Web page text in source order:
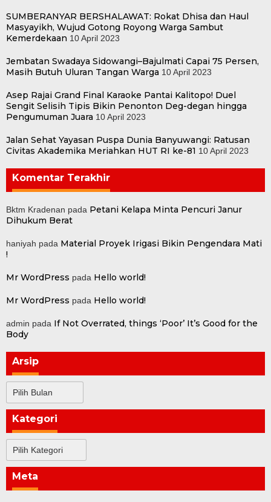
SUMBERANYAR BERSHALAWAT: Rokat Dhisa dan Haul
Masyayikh, Wujud Gotong Royong Warga Sambut
Kemerdekaan 10 April 2023
Jembatan Swadaya Sidowangi–Bajulmati Capai 75 Persen,
Masih Butuh Uluran Tangan Warga 10 April 2023
Asep Rajai Grand Final Karaoke Pantai Kalitopo! Duel
Sengit Selisih Tipis Bikin Penonton Deg-degan hingga
Pengumuman Juara 10 April 2023
Jalan Sehat Yayasan Puspa Dunia Banyuwangi: Ratusan
Civitas Akademika Meriahkan HUT RI ke-81 10 April 2023
Komentar Terakhir
Bktm Kradenan pada Petani Kelapa Minta Pencuri Janur
Dihukum Berat
haniyah pada Material Proyek Irigasi Bikin Pengendara Mati
!
Mr WordPress pada Hello world!
Mr WordPress pada Hello world!
admin pada If Not Overrated, things ‘Poor’ It’s Good for the
Body
Arsip
Arsip
Kategori
Kategori
Meta